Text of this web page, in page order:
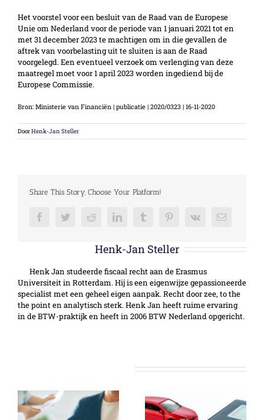
Het voorstel voor een besluit van de Raad van de Europese
Unie om Nederland voor de periode van 1 januari 2021 tot en
met 31 december 2023 te machtigen om in die gevallen de
aftrek van voorbelasting uit te sluiten is aan de Raad
voorgelegd. Een eventueel verzoek om verlenging van deze
maatregel moet voor 1 april 2023 worden ingediend bij de
Europese Commissie.
Bron: Ministerie van Financiën | publicatie | 2020/0323 | 16-11-2020
DoorHenk-Jan Steller
Share This Story, Choose Your Platform!
FacebookTwitterRedditLinkedInTumblr PinterestVk
E-
Henk-Jan Steller
Henk Jan studeerde fiscaal recht aan de Erasmus
Universiteit in Rotterdam. Hij is een eigenwijze gepassioneerde
specialist met een geheel eigen aanpak. Recht door zee, to the
the point en analytisch sterk. Henk Jan heeft ruime ervaring
in de BTW-praktijk en heeft in 2006 BTW Nederland opgericht.